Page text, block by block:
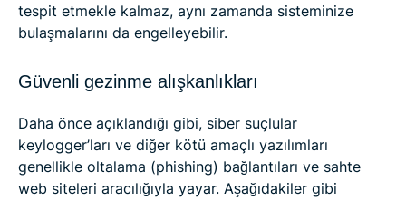
tespit etmekle kalmaz, aynı zamanda sisteminize
bulaşmalarını da engelleyebilir.
Güvenli gezinme alışkanlıkları
Daha önce açıklandığı gibi, siber suçlular
keylogger’ları ve diğer kötü amaçlı yazılımları
genellikle oltalama (phishing) bağlantıları ve sahte
web siteleri aracılığıyla yayar. Aşağıdakiler gibi